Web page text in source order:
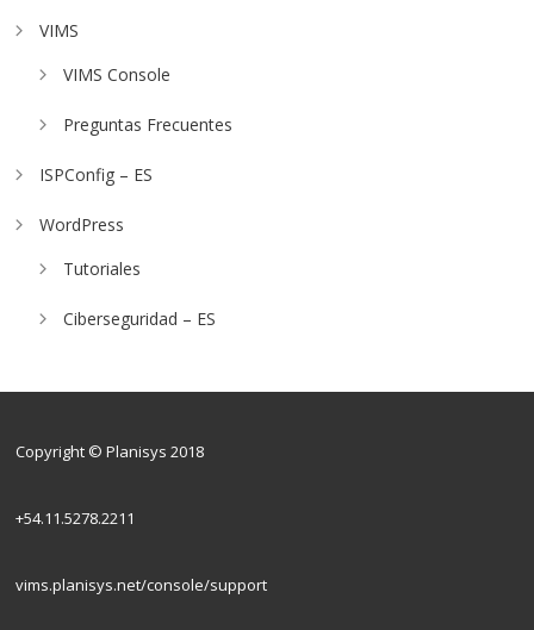
VIMS
VIMS Console
Preguntas Frecuentes
ISPConfig – ES
WordPress
Tutoriales
Ciberseguridad – ES
Copyright © Planisys 2018
+54.11.5278.2211
vims.planisys.net/console/support